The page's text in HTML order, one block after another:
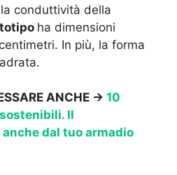
conduttività della
ha dimensioni
In più, la forma
ANCHE -> 10
Il
dal tuo armadio